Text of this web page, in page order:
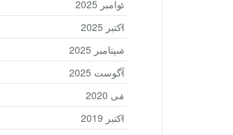
نوامبر 2025
اکتبر 2025
سپتامبر 2025
آگوست 2025
می 2020
اکتبر 2019